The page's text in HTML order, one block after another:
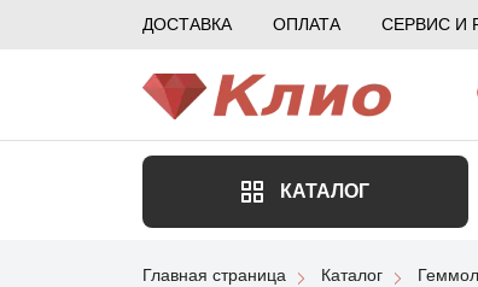
ДОСТАВКА ОПЛАТА СЕРВИС И
КАТАЛОГ
Главная страница Каталог